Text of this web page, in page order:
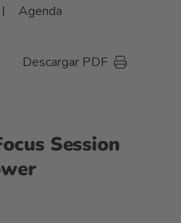
| Agenda
Descargar PDF
Session